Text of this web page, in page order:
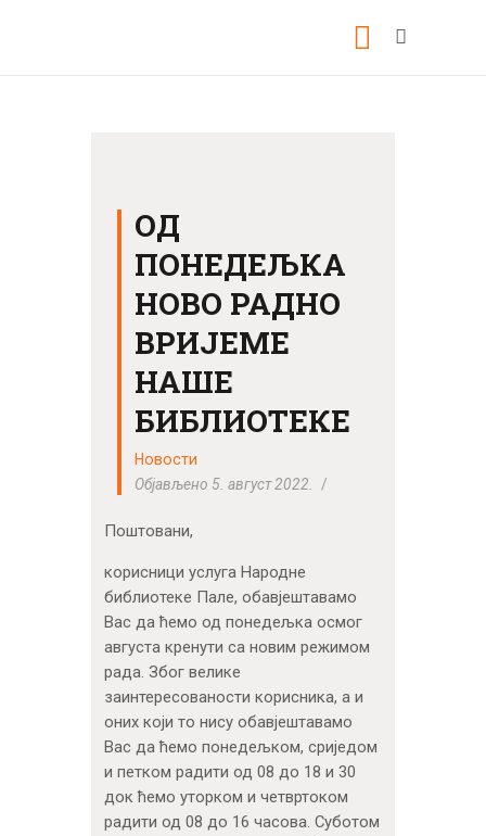
НОВОСТИ
ВИДЕО
ФОТО
КОНТАКТ
ОД
ПОНЕДЕЉКА
НОВО РАДНО
ВРИЈЕМЕ
НАШЕ
БИБЛИОТЕКЕ
Новости
Објављено 5. август 2022.
Поштовани,
корисници услуга Народне
библиотеке Пале, обавјештавамо
Вас да ћемо од понедељка осмог
августа кренути са новим режимом
рада. Због велике
заинтересованости корисника, а и
оних који то нису обавјештавамо
Вас да ћемо понедељком, сриједом
и петком радити од 08 до 18 и 30
док ћемо уторком и четвртоком
радити од 08 до 16 часова. Суботом